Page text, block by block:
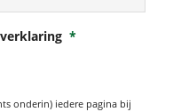
*
onderin) iedere pagina bij